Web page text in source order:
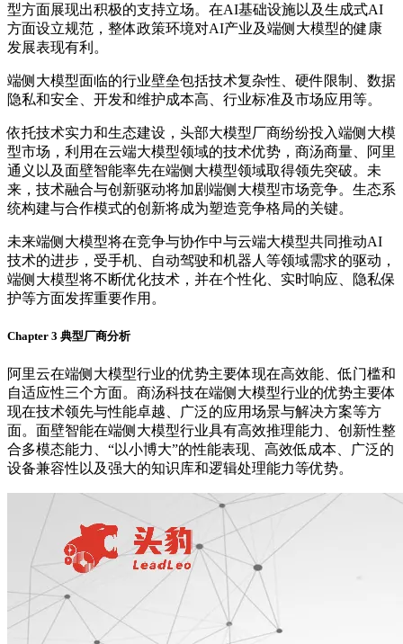
型方面展现出积极的支持立场。在AI基础设施以及生成式AI
方面设立规范，整体政策环境对AI产业及端侧大模型的健康
发展表现有利。
端侧大模型面临的行业壁垒包括技术复杂性、硬件限制、数据
隐私和安全、开发和维护成本高、行业标准及市场应用等。
依托技术实力和生态建设，头部大模型厂商纷纷投入端侧大模
型市场，利用在云端大模型领域的技术优势，商汤商量、阿里
通义以及面壁智能率先在端侧大模型领域取得领先突破。未
来，技术融合与创新驱动将加剧端侧大模型市场竞争。生态系
统构建与合作模式的创新将成为塑造竞争格局的关键。
未来端侧大模型将在竞争与协作中与云端大模型共同推动AI
技术的进步，受手机、自动驾驶和机器人等领域需求的驱动，
端侧大模型将不断优化技术，并在个性化、实时响应、隐私保
护等方面发挥重要作用。
Chapter 3 典型厂商分析
阿里云在端侧大模型行业的优势主要体现在高效能、低门槛和
自适应性三个方面。商汤科技在端侧大模型行业的优势主要体
现在技术领先与性能卓越、广泛的应用场景与解决方案等方
面。面壁智能在端侧大模型行业具有高效推理能力、创新性整
合多模态能力、“以小博大”的性能表现、高效低成本、广泛的
设备兼容性以及强大的知识库和逻辑处理能力等优势。